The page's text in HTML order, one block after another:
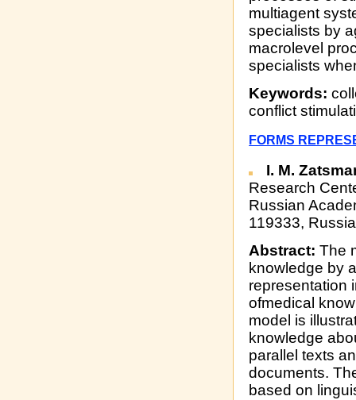
multiagent
specialists by
macrolevel
specialists
Keywords:
conflict
FORMS
I. M.
Research
Russian
119333,
Abstract: The
knowledge by
representation
ofmedical
model is
knowledge
parallel texts
documents.
based on